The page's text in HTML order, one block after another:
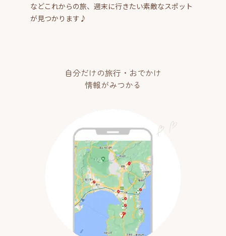
などこれからの旅、週末に行きたい素敵なスポット
が見つかります♪
自分だけの旅行・おでかけ
情報がみつかる